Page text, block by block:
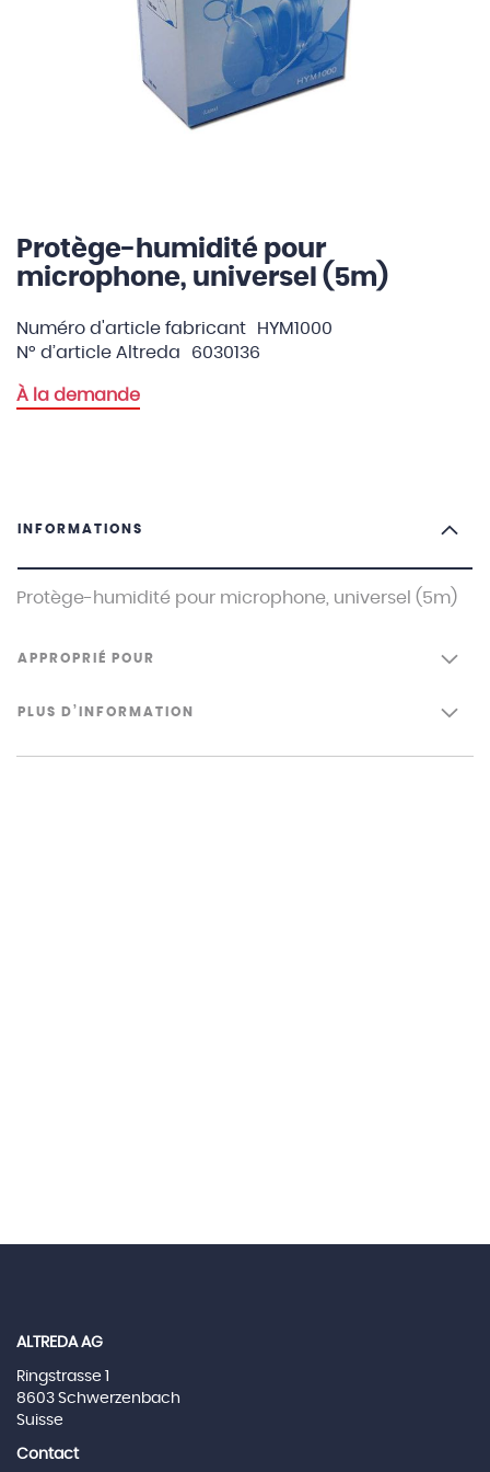
Skip
to
beginning
of
images
gallery
Protège-humidité pour
microphone, universel (5m)
Numéro d'article fabricant
HYM1000
N° d’article Altreda
6030136
À la demande
INFORMATIONS
Protège-humidité pour microphone, universel (5m)
APPROPRIÉ POUR
PLUS D’INFORMATION
ALTREDA AG
Ringstrasse 1
8603 Schwerzenbach
Suisse
Contact